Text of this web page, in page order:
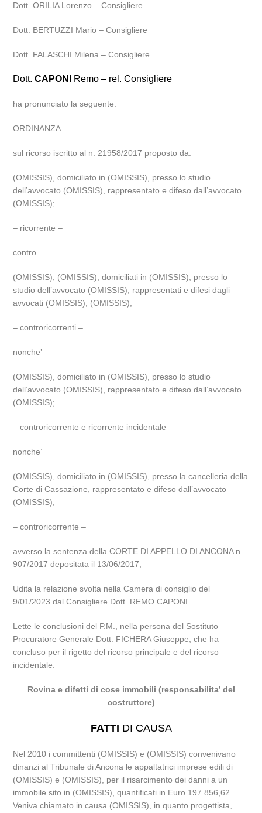
Dott. ORILIA Lorenzo – Consigliere
Dott. BERTUZZI Mario – Consigliere
Dott. FALASCHI Milena – Consigliere
Dott.CAPONI Remo – rel. Consigliere
ha pronunciato la seguente:
ORDINANZA
sul ricorso iscritto al n. 21958/2017 proposto da:
(OMISSIS), domiciliato in (OMISSIS), presso lo studio
dell’avvocato (OMISSIS), rappresentato e difeso dall’avvocato
(OMISSIS);
– ricorrente –
contro
(OMISSIS), (OMISSIS), domiciliati in (OMISSIS), presso lo
studio dell’avvocato (OMISSIS), rappresentati e difesi dagli
avvocati (OMISSIS), (OMISSIS);
– controricorrenti –
nonche’
(OMISSIS), domiciliato in (OMISSIS), presso lo studio
dell’avvocato (OMISSIS), rappresentato e difeso dall’avvocato
(OMISSIS);
– controricorrente e ricorrente incidentale –
nonche’
(OMISSIS), domiciliato in (OMISSIS), presso la cancelleria della
Corte di Cassazione, rappresentato e difeso dall’avvocato
(OMISSIS);
– controricorrente –
avverso la sentenza della CORTE DI APPELLO DI ANCONA n.
907/2017 depositata il 13/06/2017;
Udita la relazione svolta nella Camera di consiglio del
9/01/2023 dal Consigliere Dott. REMO CAPONI.
Lette le conclusioni del P.M., nella persona del Sostituto
Procuratore Generale Dott. FICHERA Giuseppe, che ha
concluso per il rigetto del ricorso principale e del ricorso
incidentale.
Rovina e difetti di cose immobili (responsabilita’ del
costruttore)
FATTI DI CAUSA
Nel 2010 i committenti (OMISSIS) e (OMISSIS) convenivano
dinanzi al Tribunale di Ancona le appaltatrici imprese edili di
(OMISSIS) e (OMISSIS), per il risarcimento dei danni a un
immobile sito in (OMISSIS), quantificati in Euro 197.856,62.
Veniva chiamato in causa (OMISSIS), in quanto progettista,